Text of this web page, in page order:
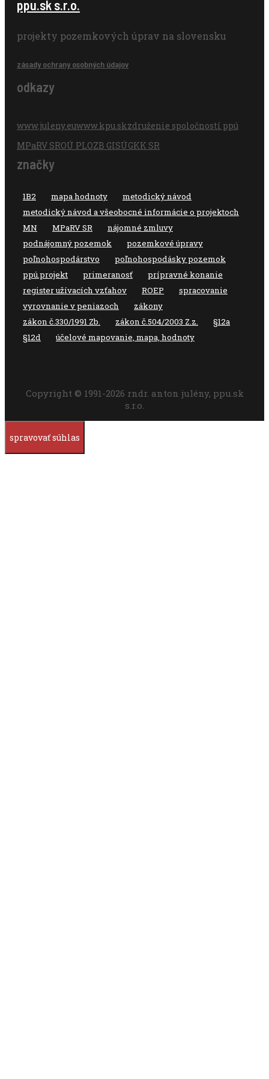
ppu.sk s.r.o.
projekty pozemkových úprav na slovensku
zásady ochrany osobných údajov
odkazy
www.juleny.euwww.kpu.skzdruženie spoločností ppú
MPaRV SROÚ PLOZB GISÚGKK SR
značky
1B2 mapa hodnoty
metodický návod
metodický návod a všeobocné informácie o projektoch
MN
MPaRV SR
nájomné zmluvy
podnájomný pozemok
pozemkové úpravy
poľnohospodárstvo
poľnohospodásky pozemok
ppú.projekt
primeranosť
prípravné konanie
register užívacích vzťahov
ROEP
spracovanie
vyrovnanie v peniazoch
zákony
zákon č.330/1991 Zb.
zákon č.504/2003 Z.z.
§12a
§12d
účelové mapovanie, mapa, hodnoty
Copyright © 1991-2026 rndr. anton julény, ppu.sk
s.r.o.
spravovať súhlas